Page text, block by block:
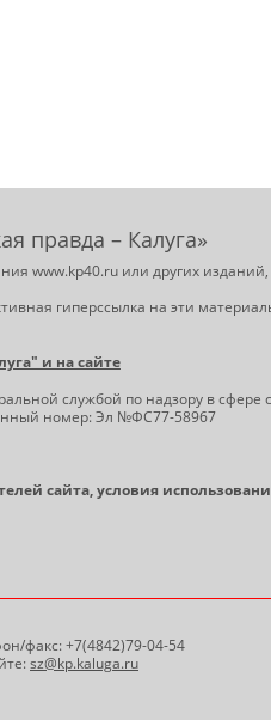
правда – Калуга»
www.kp40.ru или других
гиперссылка на эти
и на сайте
службой по надзору в
номер: Эл №ФС77-58967
сайта, условия
факс: +7(4842)79-04-54
sz@kp.kaluga.ru